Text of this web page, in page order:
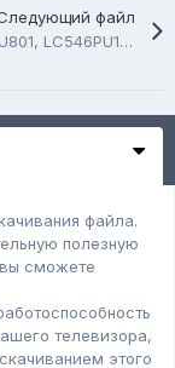
файл
Haier LE55K6500U, T.MS6586.U801, LC546PU1L01, USB Firmware Software
файла.
полезную
сможете
телевизора,
этого